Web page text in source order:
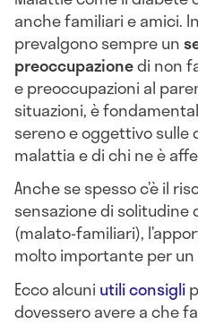
anche familiari e amici.
prevalgono sempre un
preoccupazionedi non
e preoccupazioni al
situazioni, è
sereno e oggettivo sulle
malattia e di chi ne è
Anche se spesso c’è il
sensazione di
(malato-familiari),
molto importante per
Ecco alcuni utili consigli
dovessero avere a che